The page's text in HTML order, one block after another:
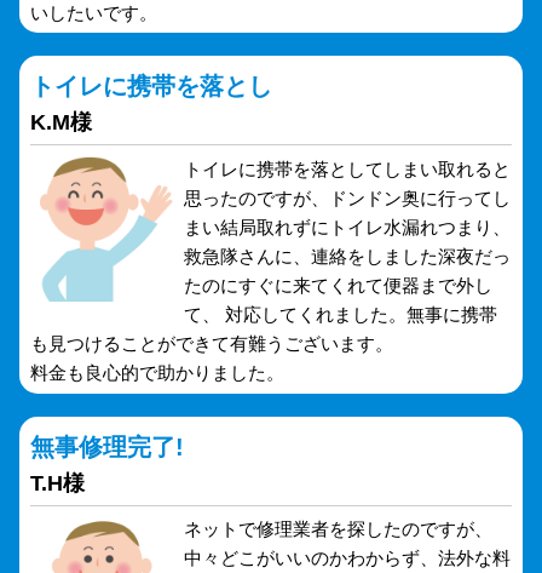
いしたいです。
トイレに携帯を落とし
K.M様
トイレに携帯を落としてしまい取れると
思ったのですが、ドンドン奥に行ってし
まい結局取れずにトイレ水漏れつまり、
救急隊さんに、連絡をしました深夜だっ
たのにすぐに来てくれて便器まで外し
て、 対応してくれました。無事に携帯
も見つけることができて有難うございます。
料金も良心的で助かりました。
無事修理完了!
T.H様
ネットで修理業者を探したのですが、
中々どこがいいのかわからず、法外な料